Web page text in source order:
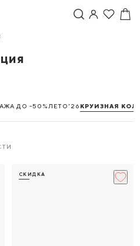
ДО -50%ЛЕТО'26 КРУИЗНАЯ
СКИДКА